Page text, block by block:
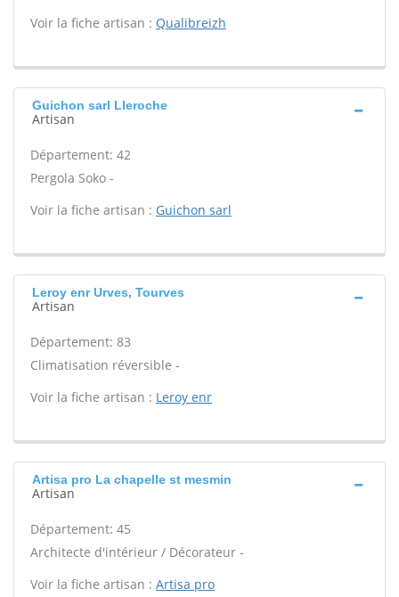
Voir la fiche artisan : Qualibreizh
Guichon sarl Lleroche
Artisan
Département: 42
Pergola Soko -
Voir la fiche artisan : Guichon sarl
Leroy enr Urves, Tourves
Artisan
Département: 83
Climatisation réversible -
Voir la fiche artisan : Leroy enr
Artisa pro La chapelle st mesmin
Artisan
Département: 45
Architecte d'intérieur / Décorateur -
Voir la fiche artisan : Artisa pro